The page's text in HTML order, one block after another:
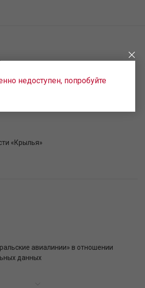
недоступен, попробуйте
«Крылья»
авиалинии» в отношении
данных